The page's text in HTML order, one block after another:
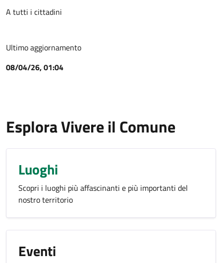
A tutti i cittadini
Ultimo aggiornamento
08/04/26, 01:04
Esplora Vivere il Comune
Luoghi
Scopri i luoghi più affascinanti e più importanti del
nostro territorio
Eventi